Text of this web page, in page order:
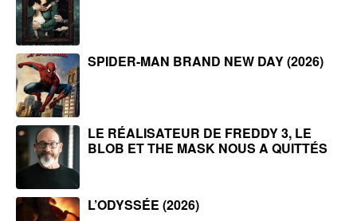
SPIDER-MAN BRAND NEW DAY (2026)
LE RÉALISATEUR DE FREDDY 3, LE
BLOB ET THE MASK NOUS A QUITTÉS
L’ODYSSÉE (2026)